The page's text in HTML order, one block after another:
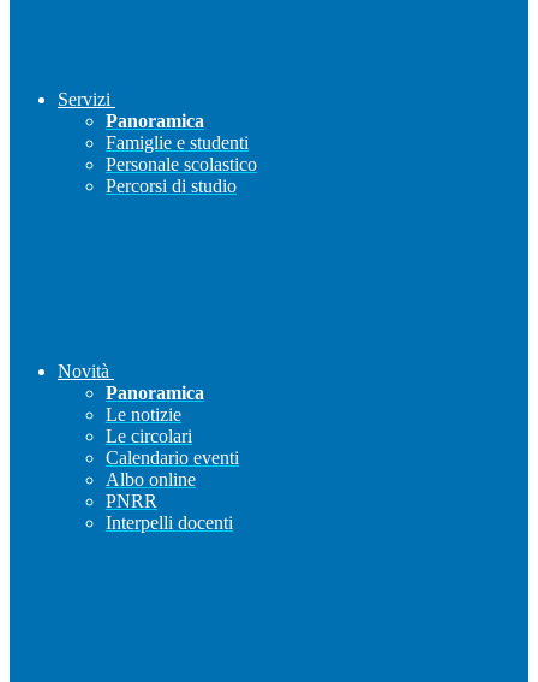
Servizi
Panoramica
Famiglie e studenti
Personale scolastico
Percorsi di studio
Novità
Panoramica
Le notizie
Le circolari
Calendario eventi
Albo online
PNRR
Interpelli docenti